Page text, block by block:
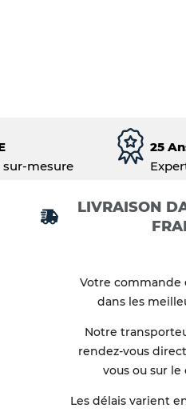
sur-mesure
25
LIVRAISON
Votre commande
dans les
Notre
rendez-vous
vous ou sur le
Les délais varient